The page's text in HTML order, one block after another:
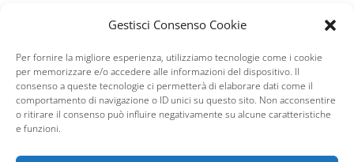
Gestisci Consenso Cookie
Per fornire la migliore esperienza, utilizziamo tecnologie come i cookie
per memorizzare e/o accedere alle informazioni del dispositivo. Il
consenso a queste tecnologie ci permetterà di elaborare dati come il
comportamento di navigazione o ID unici su questo sito. Non acconsentire
o ritirare il consenso può influire negativamente su alcune caratteristiche
e funzioni.
Nell’ipotesi in cui il modello 730/4 evidenzi una posizione
ai dipendenti nella colonna “Importi a credito compensati”
del modello F24, utilizzando i codici tributi in
compensazione “esterna”.
L’ammontare dei crediti restituiti ai dipendenti non deve
comunque eccedere l’ammontare complessivo delle